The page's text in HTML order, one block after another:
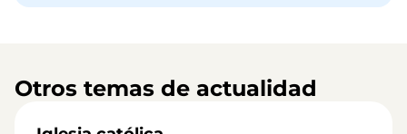
Otros temas de actualidad